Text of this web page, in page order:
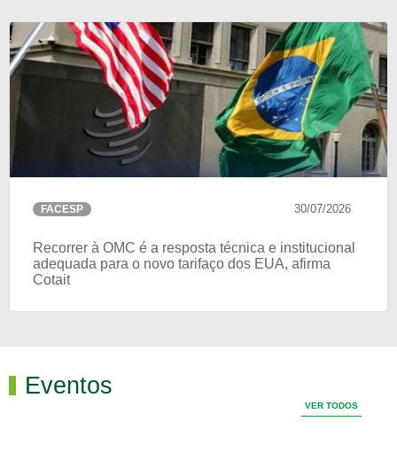
FACESP 30/07/2026
Recorrer à OMC é a resposta técnica e institucional
adequada para o novo tarifaço dos EUA, afirma
Cotait
Eventos
VER TODOS